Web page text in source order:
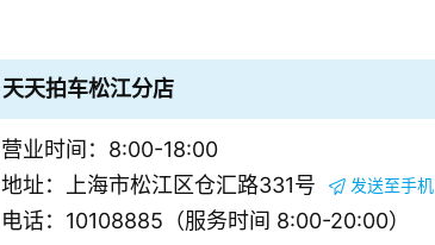
天天拍车松江分店
营业时间：8:00-18:00
地址：上海市松江区仓汇路331号
发送至手机
电话：10108885（服务时间 8:00-20:00）